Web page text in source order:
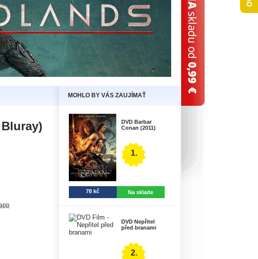
MOHLO BY VÁS ZAUJÍMAŤ
DVD Barbar
Conan (2011)
1.
78 kč Na sklade
DVD Nepřitel
před branami
2.